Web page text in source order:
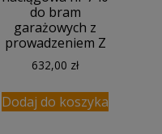
do bram
garażowych z
prowadzeniem Z
632,00 zł
Dodaj do koszyka